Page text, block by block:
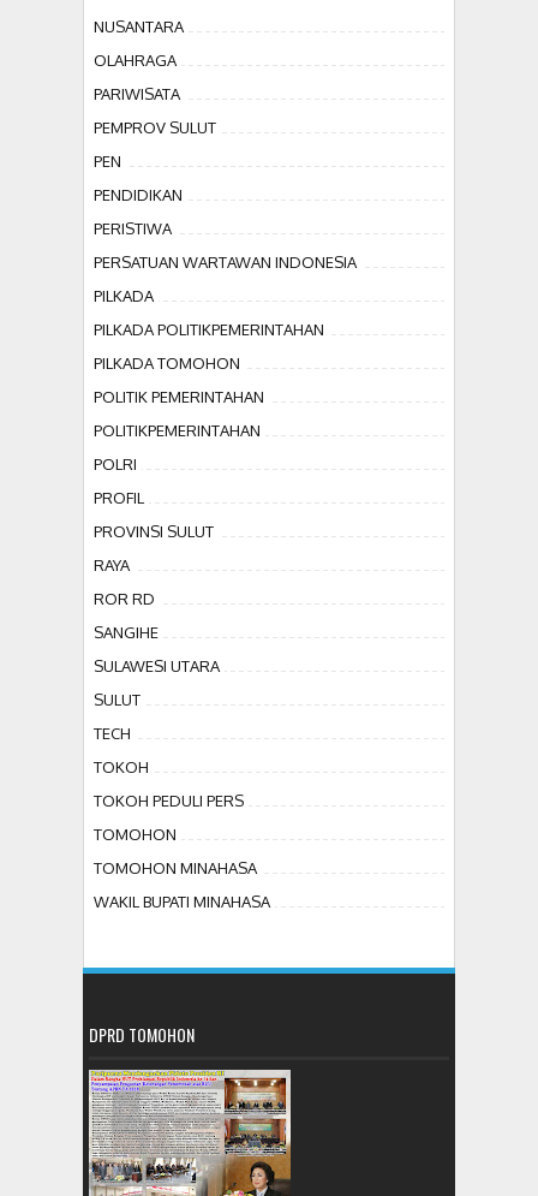
NUSANTARA
OLAHRAGA
PARIWISATA
PEMPROV SULUT
PEN
PENDIDIKAN
PERISTIWA
PERSATUAN WARTAWAN INDONESIA
PILKADA
PILKADA POLITIKPEMERINTAHAN
PILKADA TOMOHON
POLITIK PEMERINTAHAN
POLITIKPEMERINTAHAN
POLRI
PROFIL
PROVINSI SULUT
RAYA
ROR RD
SANGIHE
SULAWESI UTARA
SULUT
TECH
TOKOH
TOKOH PEDULI PERS
TOMOHON
TOMOHON MINAHASA
WAKIL BUPATI MINAHASA
DPRD TOMOHON